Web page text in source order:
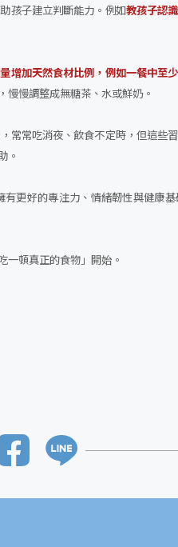
孩子建立判斷能力。例如教孩子認
增加天然食材比例，例如一餐中至
慢慢調整成無糖茶、水或鮮奶。
常常吃消夜、飲食不定時，但這些
。
更好的專注力、情緒韌性與健康
一頓真正的食物」開始。